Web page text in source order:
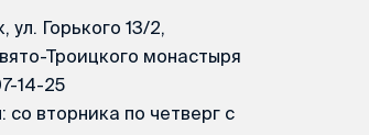
ул. Горького 13/2,
Троицкого монастыря
14-25
со вторника по четверг с